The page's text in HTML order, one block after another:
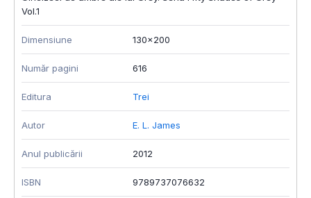
Vol.1
Dimensiune 130x200
Număr pagini 616
Editura Trei
Autor E. L. James
Anul publicării 2012
ISBN 9789737076632